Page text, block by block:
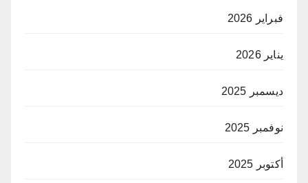
فبراير 2026
يناير 2026
ديسمبر 2025
نوفمبر 2025
أكتوبر 2025